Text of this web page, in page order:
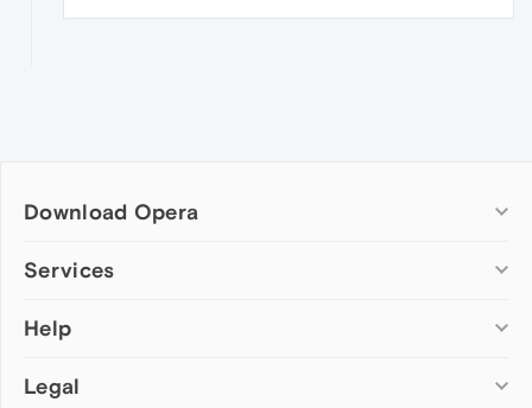
Download Opera
Computer browsers
Opera for Mac
Opera beta version
Services
Add-ons
Wallpapers
Help
Help & support
Legal